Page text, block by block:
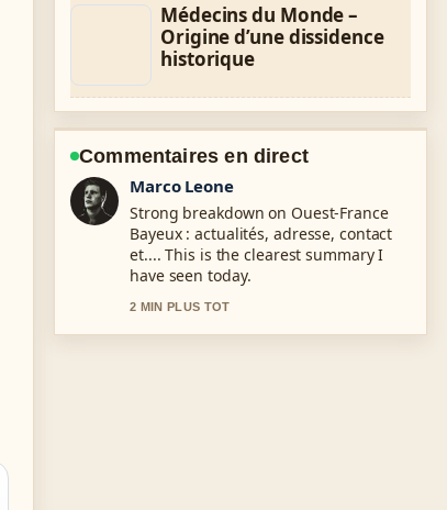
Médecins du Monde –
Origine d’une dissidence
historique
Commentaires en direct
Nina Brooks
Following Catherine Barma : procès
Ruquier, biographie, vie... closely -
appreciate the balanced tone here.
4 MIN PLUS TOT